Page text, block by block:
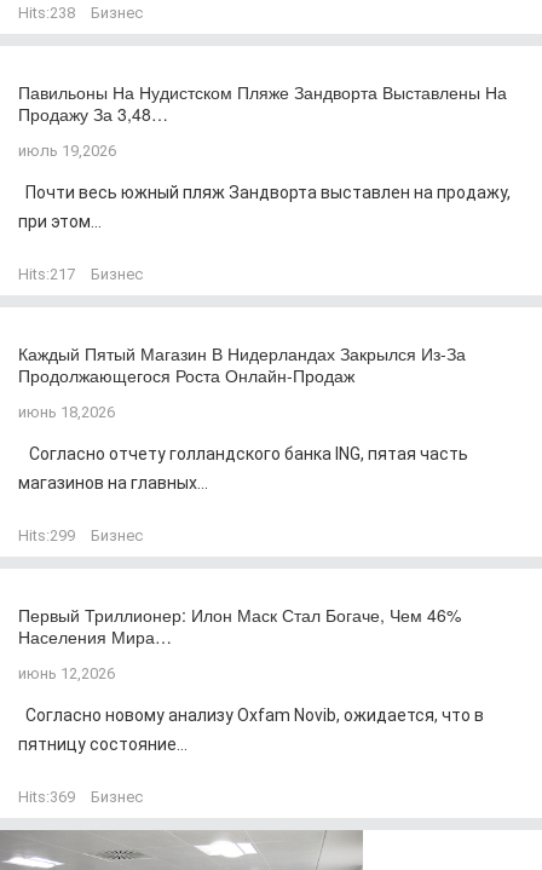
Hits:238 Бизнес
Павильоны На Нудистском Пляже Зандворта Выставлены На
Продажу За 3,48…
июль 19,2026
Почти весь южный пляж Зандворта выставлен на продажу,
при этом...
Hits:217 Бизнес
Каждый Пятый Магазин В Нидерландах Закрылся Из-За
Продолжающегося Роста Онлайн-Продаж
июнь 18,2026
Согласно отчету голландского банка ING, пятая часть
магазинов на главных...
Hits:299 Бизнес
Первый Триллионер: Илон Маск Стал Богаче, Чем 46%
Населения Мира…
июнь 12,2026
Согласно новому анализу Oxfam Novib, ожидается, что в
пятницу состояние...
Hits:369 Бизнес